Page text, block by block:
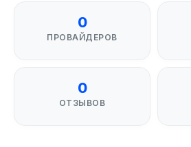
0
ПРОВАЙДЕРОВ
0
ОТЗЫВОВ